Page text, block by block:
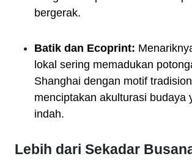
bergerak.
Batik dan Ecoprint:
lokal sering memadukan
Shanghai dengan motif
menciptakan akulturasi budaya
indah.
Lebih dari Sekadar